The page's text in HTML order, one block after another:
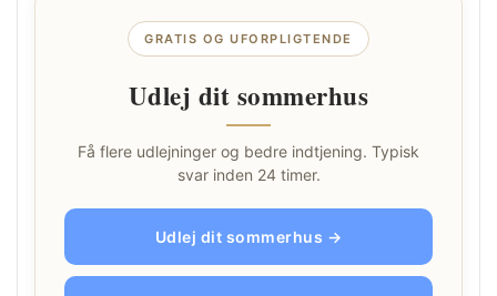
GRATIS OG UFORPLIGTENDE
Udlej dit sommerhus
Få flere udlejninger og bedre indtjening. Typisk
svar inden 24 timer.
Udlej dit sommerhus →